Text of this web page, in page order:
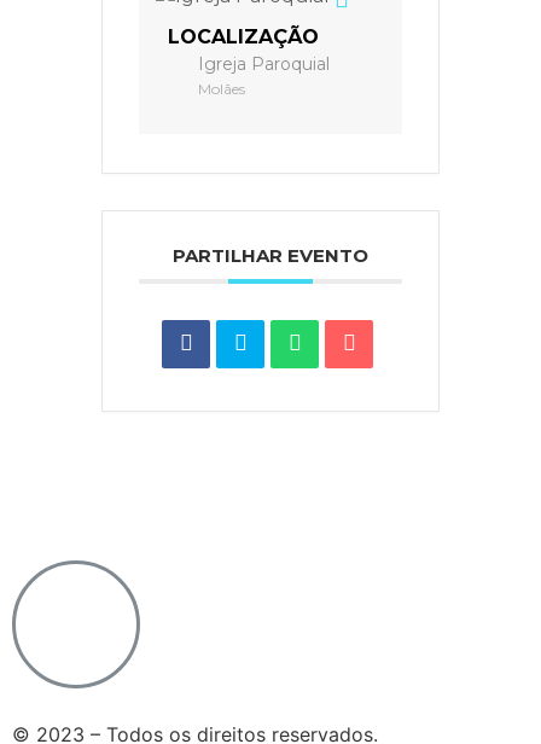
LOCALIZAÇÃO
Igreja Paroquial
Molães
PARTILHAR EVENTO
© 2023 – Todos os direitos reservados.